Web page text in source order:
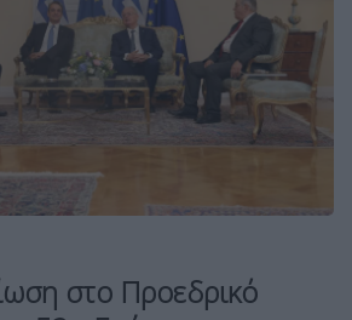
στο Προεδρικό